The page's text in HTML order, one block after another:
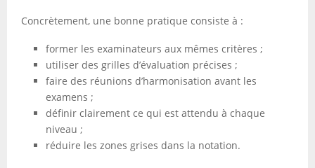
Concrètement, une bonne pratique consiste à :
former les examinateurs aux mêmes critères ;
utiliser des grilles d’évaluation précises ;
faire des réunions d’harmonisation avant les
examens ;
définir clairement ce qui est attendu à chaque
niveau ;
réduire les zones grises dans la notation.